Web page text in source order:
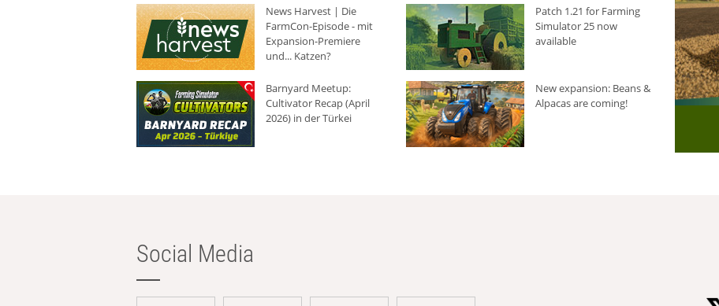
News Harvest | Die
FarmCon-Episode - mit
Expansion-Premiere
und... Katzen?
Patch 1.21 for Farming
Simulator 25 now
available
Barnyard Meetup:
Cultivator Recap (April
2026) in der Türkei
New expansion: Beans &
Alpacas are coming!
Social Media